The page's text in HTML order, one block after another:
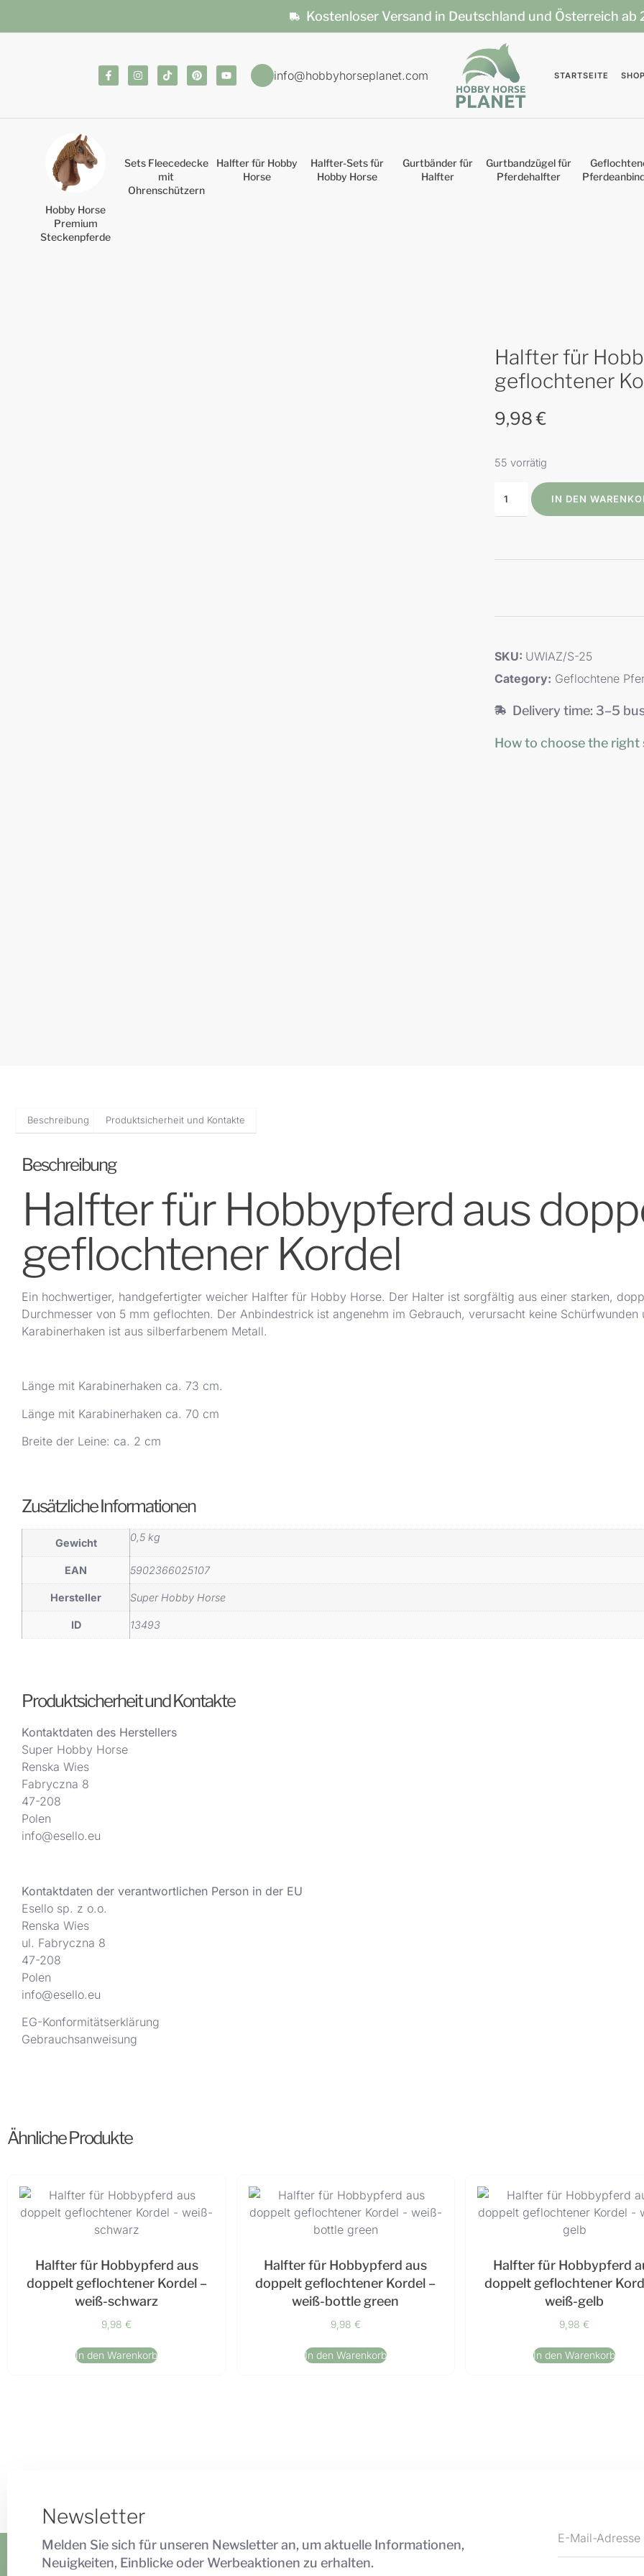
Kostenloser Versand in Deutschland und Österreich ab
info@hobbyhorseplanet.com STARTSEITE
Hobby Horse
Premium
Steckenpferde
Sets Fleecedecke
mit
Ohrenschützern
Halfter für Hobby
Horse
Halfter-Sets für
Hobby Horse
Gurtbänder für
Halfter
Gurtbandzügel für
Pferdehalfter
Halfter für
geflochtener
9,98€
55 vorrätig
IN DEN
SKU: UWIAZ/S-25
Category: Geflochtene
Delivery time: 3–5
How to choose the right
Beschreibung Produktsicherheit und Kontakte
Beschreibung
Halfter für Hobbypferd aus
geflochtener Kordel
Ein hochwertiger, handgefertigter weicher Halfter für Hobby Horse. Der Halter ist sorgfältig aus einer starken,
Durchmesser von 5 mm geflochten. Der Anbindestrick ist angenehm im Gebrauch, verursacht keine
Karabinerhaken ist aus silberfarbenem Metall.
Länge mit Karabinerhaken ca. 73 cm.
Länge mit Karabinerhaken ca. 70 cm
Breite der Leine: ca. 2 cm
Zusätzliche Informationen
Gewicht 0,5 kg
EAN 5902366025107
Hersteller Super Hobby Horse
ID 13493
Produktsicherheit und Kontakte
Kontaktdaten des Herstellers
Super Hobby Horse
Renska Wies
Fabryczna 8
47-208
Polen
info@esello.eu
Kontaktdaten der verantwortlichen Person in der EU
Esello sp. z o.o.
Renska Wies
ul. Fabryczna 8
47-208
Polen
info@esello.eu
EG-Konformitätserklärung
Gebrauchsanweisung
Ähnliche Produkte
Halfter für Hobbypferd aus
doppelt geflochtener Kordel –
weiß-schwarz
9,98 €
In den Warenkorb
Halfter für Hobbypferd aus
doppelt geflochtener Kordel –
weiß-bottle green
9,98 €
In den Warenkorb
Halfter für Hobbypferd
doppelt geflochtener
weiß-gelb
9,98 €
In den Warenkorb
Newsletter
Melden Sie sich für unseren Newsletter an, um aktuelle Informationen,
Neuigkeiten, Einblicke oder Werbeaktionen zu erhalten.